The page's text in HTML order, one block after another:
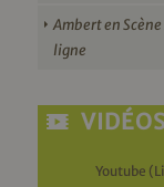
Ambert en
ligne
VIDÉOS
Youtube